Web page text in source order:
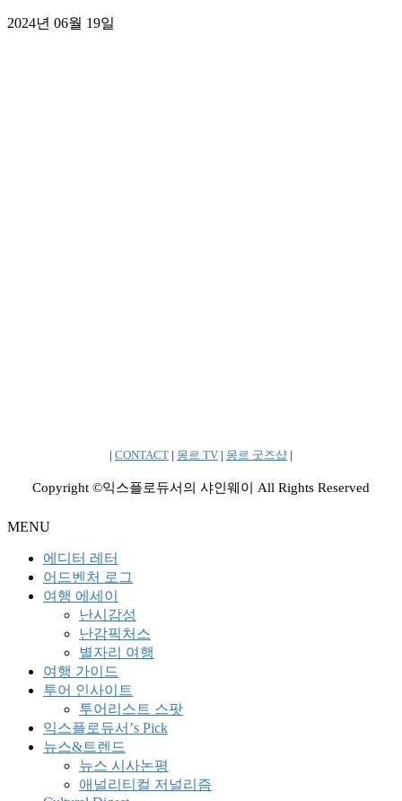
2024년 06월 19일
| CONTACT | 몽르 TV | 몽르 굿즈샵 |
Copyright ©익스플로듀서의 샤인웨이 All Rights Reserved
MENU
에디터 레터
어드벤처 로그
여행 에세이
난시감성
난감픽처스
별자리 여행
여행 가이드
투어 인사이트
투어리스트 스팟
익스플로듀서’s Pick
뉴스&트렌드
뉴스 시사논평
애널리티컬 저널리즘